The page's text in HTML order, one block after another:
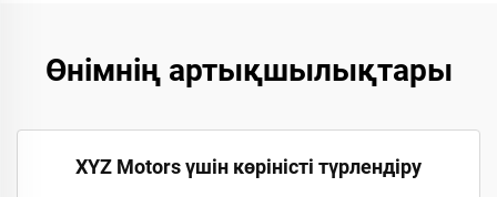
Өнімнің артықшылықтары
XYZ Motors үшін көріністі түрлендіру